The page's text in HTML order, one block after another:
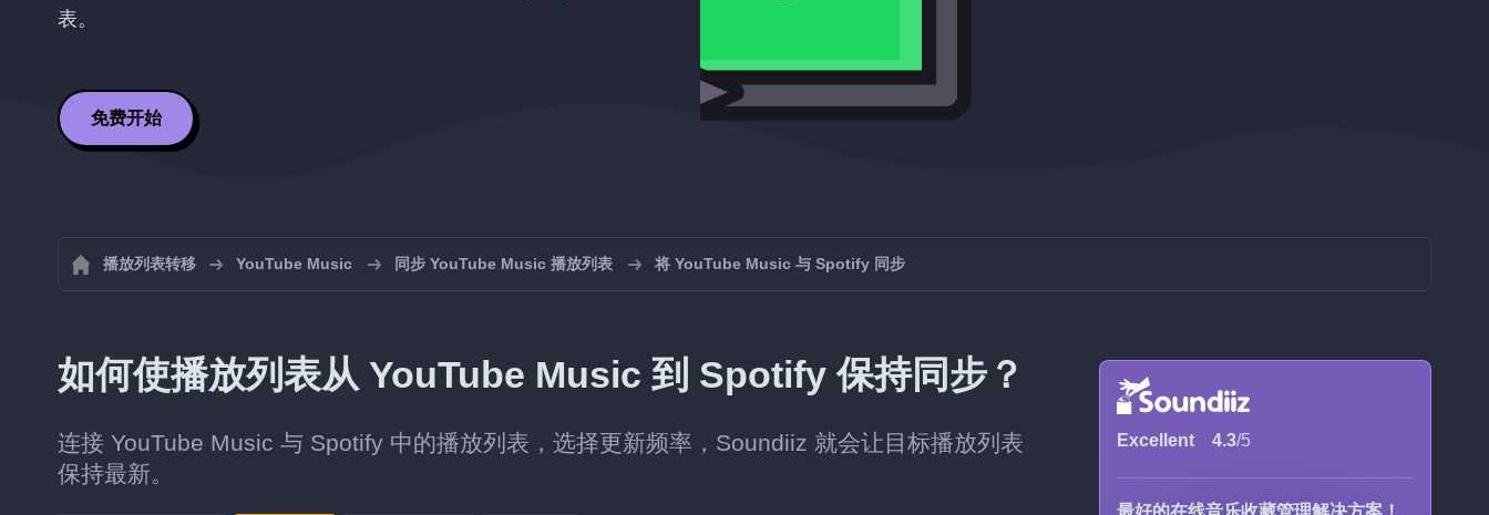
表。
免费开始
播放列表转移 YouTube Music 同步 YouTube Music 播放列表 将 YouTube Music 与 Spotify 同步
如何使播放列表从 YouTube Music 到 Spotify 保持同步？
连接 YouTube Music 与 Spotify 中的播放列表，选择更新频率，Soundiiz 就会让目标播放列表
保持最新。
Excellent 4.3/5
最好的在线音乐收藏管理解决方案！